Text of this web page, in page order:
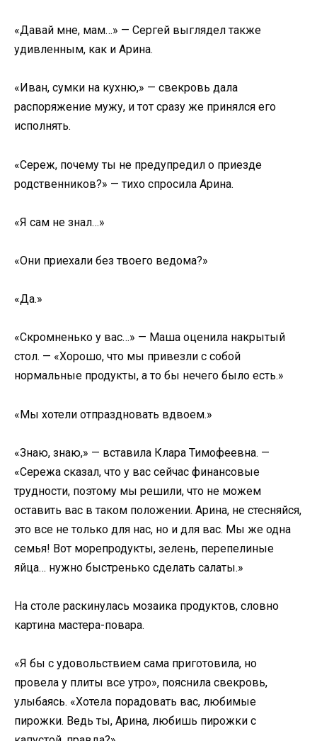
«Давай мне, мам…» — Сергей выглядел также
удивленным, как и Арина.
«Иван, сумки на кухню,» — свекровь дала
распоряжение мужу, и тот сразу же принялся его
исполнять.
«Сереж, почему ты не предупредил о приезде
родственников?» — тихо спросила Арина.
«Я сам не знал…»
«Они приехали без твоего ведома?»
«Да.»
«Скромненько у вас…» — Маша оценила накрытый
стол. — «Хорошо, что мы привезли с собой
нормальные продукты, а то бы нечего было есть.»
«Мы хотели отпраздновать вдвоем.»
«Знаю, знаю,» — вставила Клара Тимофеевна. —
«Сережа сказал, что у вас сейчас финансовые
трудности, поэтому мы решили, что не можем
оставить вас в таком положении. Арина, не стесняйся,
это все не только для нас, но и для вас. Мы же одна
семья! Вот морепродукты, зелень, перепелиные
яйца… нужно быстренько сделать салаты.»
На столе раскинулась мозаика продуктов, словно
картина мастера-повара.
«Я бы с удовольствием сама приготовила, но
провела у плиты все утро», пояснила свекровь,
улыбаясь. «Хотела порадовать вас, любимые
пирожки. Ведь ты, Арина, любишь пирожки с